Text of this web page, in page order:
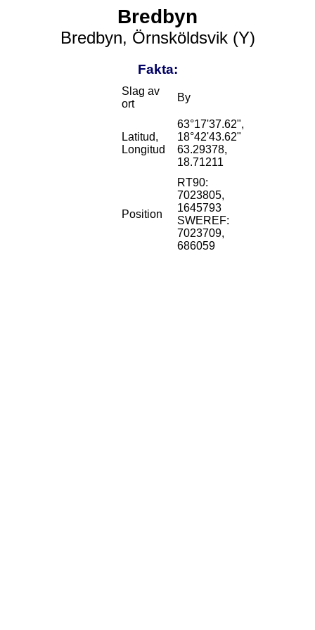
Bredbyn
Bredbyn, Örnsköldsvik (Y)
Fakta:
Slag av
ort
By
Latitud,
Longitud
63°17'37.62",
18°42'43.62"
63.29378,
18.71211
Position
RT90:
7023805,
1645793
SWEREF:
7023709,
686059